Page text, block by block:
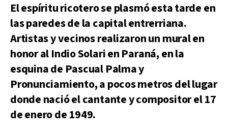
El espíritu ricotero se plasmó esta tarde en
las paredes de la capital entrerriana.
Artistas y vecinos realizaron un mural en
honor al Indio Solari en Paraná, en la
esquina de Pascual Palma y
Pronunciamiento, a pocos metros del lugar
donde nació el cantante y compositor el 17
de enero de 1949.